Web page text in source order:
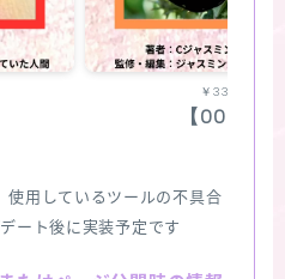
￥330
【002】
使用しているツールの不具合
ート後に実装予定です